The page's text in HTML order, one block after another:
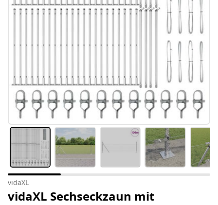
vidaXL
vidaXL Sechseckzaun mit